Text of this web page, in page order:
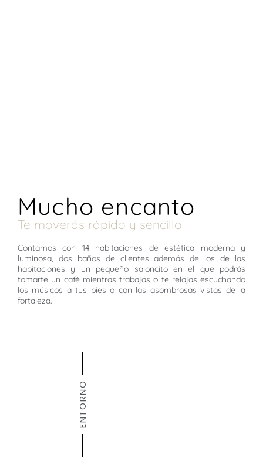
Mucho encanto
Te moverás rápido y sencillo
Contamos con 14 habitaciones de estética moderna y
luminosa, dos baños de clientes además de los de las
habitaciones y un pequeño saloncito en el que podrás
tomarte un café mientras trabajas o te relajas escuchando
los músicos a tus pies o con las asombrosas vistas de la
fortaleza.
ENTORNO